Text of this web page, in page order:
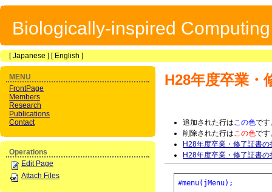
Biologically-inspired
[Japanese ] [ English ]
H28年度卒業・
追加された行はこの色です
削除された行はこの色です
H28年度卒業・修了証書の
H28年度卒業・修了証書
#menu(jMenu);
MENU
FrontPage
Members
Research
Publications
Contact
Operations
Edit Page
Attach Files